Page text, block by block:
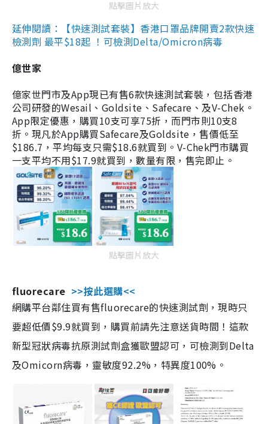
點擊圖片放大
延伸閱讀：【快速測試套裝】香港口罩品牌開賣2款快速
檢測劑 最平$18起 ！可檢測Delta/Omicron病毒
億世家
億家世門市及App現已有售6款快速測試套裝，包括香港
公司研發的Wesail、Goldsite、Safecare、及V-Chek。
App限定優惠，購買10支可享75折，而門市則10支8
折。現凡於App購買Safecare及Goldsite，售價低至
$186.7，平均每支只需$18.6就買到。V-Chek門市購買
一支平均不用$17.9就買到，數量有限，售完即止。
點擊圖片放大
fluorecare >>按此選購<<
網購平台鄰住買有售fluorecare的快速測試劑，現時只
要超低價$9.9就買到，購買前請先注意送貨時間！這款
新型冠狀病毒抗原測試劑盒獲歐盟認可，可檢測到Delta
及Omicorn病毒，靈敏度92.2%，特異度100%。